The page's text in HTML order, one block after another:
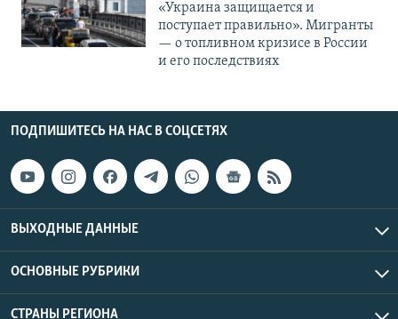
«Украина защищается и
поступает правильно». Мигранты
— о топливном кризисе в России
и его последствиях
ПОДПИШИТЕСЬ НА НАС В СОЦСЕТЯХ
ВЫХОДНЫЕ ДАННЫЕ
ОСНОВНЫЕ РУБРИКИ
СТРАНЫ РЕГИОНА